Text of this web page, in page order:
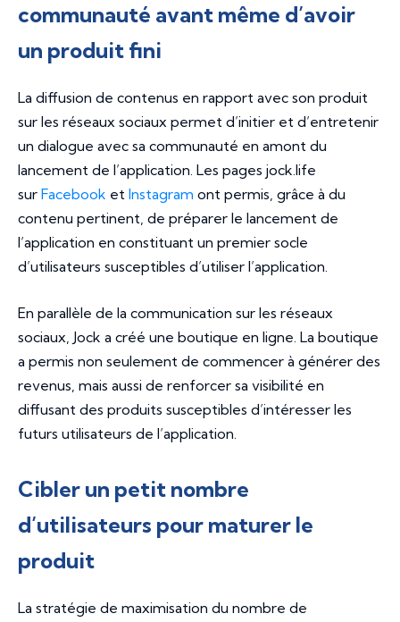
communauté avant même d’avoir
un produit fini
La diffusion de contenus en rapport avec son produit
sur les réseaux sociaux permet d’initier et d’entretenir
un dialogue avec sa communauté en amont du
lancement de l’application. Les pages jock.life
sur Facebook et Instagram ont permis, grâce à du
contenu pertinent, de préparer le lancement de
l’application en constituant un premier socle
d’utilisateurs susceptibles d’utiliser l’application.
En parallèle de la communication sur les réseaux
sociaux, Jock a créé une boutique en ligne. La boutique
a permis non seulement de commencer à générer des
revenus, mais aussi de renforcer sa visibilité en
diffusant des produits susceptibles d’intéresser les
futurs utilisateurs de l’application.
Cibler un petit nombre
d’utilisateurs pour maturer le
produit
La stratégie de maximisation du nombre de